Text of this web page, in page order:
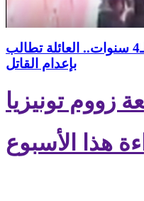
فيديو : خلال جنازة طفل الـ4 سنوات.. العائلة تطالب
بإعدام القاتل
زووم تونيزيا
هذا الأسبوع